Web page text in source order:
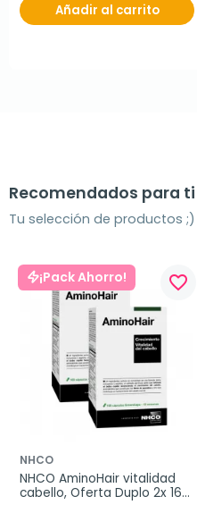
Añadir al carrito
Recomendados para ti
Tu selección de productos ;)
¡Pack Ahorro! favorite_border
NHCO
NHCO AminoHair vitalidad
cabello, Oferta Duplo 2x 168